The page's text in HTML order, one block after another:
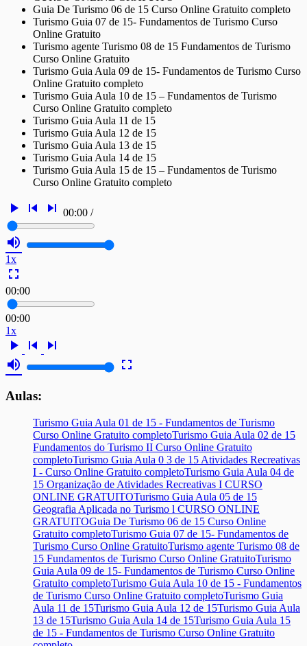
Guia De Turismo 06 de 15 Curso Online Gratuito completo
Turismo Guia 07 de 15- Fundamentos de Turismo Curso
Online Gratuito
Turismo agente Turismo 08 de 15 Fundamentos de Turismo
Curso Online Gratuito
Turismo Guia Aula 09 de 15- Fundamentos de Turismo Curso
Online Gratuito completo
Turismo Guia Aula 10 de 15 – Fundamentos de Turismo
Curso Online Gratuito completo
Turismo Guia Aula 11 de 15
Turismo Guia Aula 12 de 15
Turismo Guia Aula 13 de 15
Turismo Guia Aula 14 de 15
Turismo Guia Aula 15 de 15 – Fundamentos de Turismo
Curso Online Gratuito completo
play_arrow skip_previous skip_next 00:00 /
volume_up
1x
fullscreen
00:00
00:00
1x
play_arrow skip_previous
skip_next
volume_up
fullscreen
Aulas:
Turismo Guia Aula 01 de 15 - Fundamentos de Turismo
Curso Online Gratuito completoTurismo Guia Aula 02 de 15
Fundamentos do Turismo II Curso Online Gratuito
completoTurismo Guia Aula 0 3 de 15 Atividades Recreativas
I - Curso Online Gratuito completoTurismo Guia Aula 04 de
15 Organização de Atividades Recreativas I CURSO
ONLINE GRATUITOTurismo Guia Aula 05 de 15
Geografia Aplicada no Turismo l CURSO ONLINE
GRATUITOGuia De Turismo 06 de 15 Curso Online
Gratuito completoTurismo Guia 07 de 15- Fundamentos de
Turismo Curso Online GratuitoTurismo agente Turismo 08 de
15 Fundamentos de Turismo Curso Online GratuitoTurismo
Guia Aula 09 de 15- Fundamentos de Turismo Curso Online
Gratuito completoTurismo Guia Aula 10 de 15 - Fundamentos
de Turismo Curso Online Gratuito completoTurismo Guia
Aula 11 de 15Turismo Guia Aula 12 de 15Turismo Guia Aula
13 de 15Turismo Guia Aula 14 de 15Turismo Guia Aula 15
de 15 - Fundamentos de Turismo Curso Online Gratuito